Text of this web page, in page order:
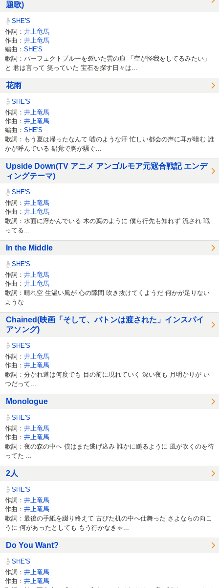
題歌)
SHE'S
作詞： 井上竜馬
作曲： 井上竜馬
編曲： SHE'S
歌詞：パーフェクトブルーを裂いた雲の痕 「空が怪我をしてるみたい」
と 君は言って 笑っていた 宝石を探す日々は...
花雨
SHE'S
作詞： 井上竜馬
作曲： 井上竜馬
編曲： SHE'S
歌詞：もう夏は帰ったなんて 嘘のような汗 忙しい都会の声に耳が暗む 誰
かが呼んでいる 錯覚で胸が騒ぐ...
Upside Down(TV アニメ アンゴルモア元寇合戦記 エンデ
ィングテーマ)
SHE'S
作詞： 井上竜馬
作曲： 井上竜馬
歌詞：水面に浮かんでいる 木の葉のように 僕ら行先も知れず 流され 戦
ってる...
In the Middle
SHE'S
作詞： 井上竜馬
作曲： 井上竜馬
歌詞：晴れ空 生温い風が 心の隙間 吹き抜けてくようだ 何かが足りない
ような...
Chained(映画「そして、バトンは渡された」インスパイ
アソング)
SHE'S
作詞： 井上竜馬
作曲： 井上竜馬
歌詞：分かれ道は何度でも 目の前に現れていく 深い夜も 月明かりが い
つだって...
Monologue
SHE'S
作詞： 井上竜馬
作曲： 井上竜馬
歌詞：夜の森の中へ 僕はまた逃げ込み 誰かに縋るように 風が吹くのを待
ってた ...
2人
SHE'S
作詞： 井上竜馬
作曲： 井上竜馬
歌詞：最後の手紙を綴り終えて 古びた机の中へ仕舞った さよならの向こ
うに 何があったとしても もう行かなきゃ...
Do You Want?
SHE'S
作詞： 井上竜馬
作曲： 井上竜馬